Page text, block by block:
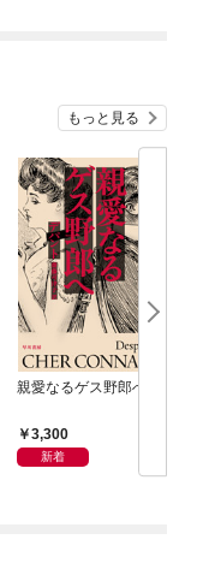
もっと見る
親愛なるゲス野郎へ
3,300
新着